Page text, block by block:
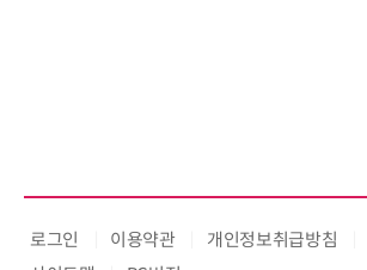
로그인 이용약관 개인정보취급방침